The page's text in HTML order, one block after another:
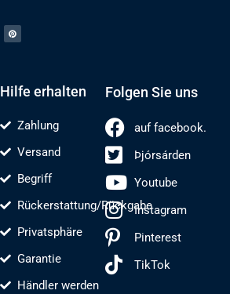
n
t
e
Hilfe erhalten
Zahlung
Versand
Begriff
Rückerstattung/Rückgabe
Privatsphäre
Garantie
Händler werden
Folgen Sie uns
auf facebook.
Þjórsárden
Youtube
Instagram
Pinterest
TikTok